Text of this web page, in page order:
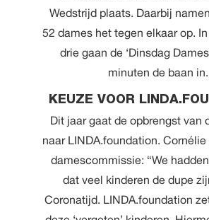
Wedstrijd plaats. Daarbij
52 dames het tegen elkaar op.
drie gaan de ‘Dinsdag
minuten de baan in.
KEUZE VOOR
Dit jaar gaat de opbrengst van
naar LINDA.foundation.
damescommissie: “We
dat veel kinderen de dupe
Coronatijd. LINDA.foundation